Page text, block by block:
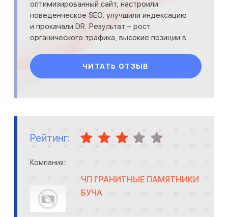
оптимизированный сайт, настроили
поведенческое SEO, улучшили индексацию
и прокачали DR. Результат – рост
органического трафика, высокие позиции в
ЧИТАТЬ ОТЗЫВ
Рейтинг:
Компания:
ЧП ГРАНИТНЫЕ ПАМЯТНИКИ
БУЧА